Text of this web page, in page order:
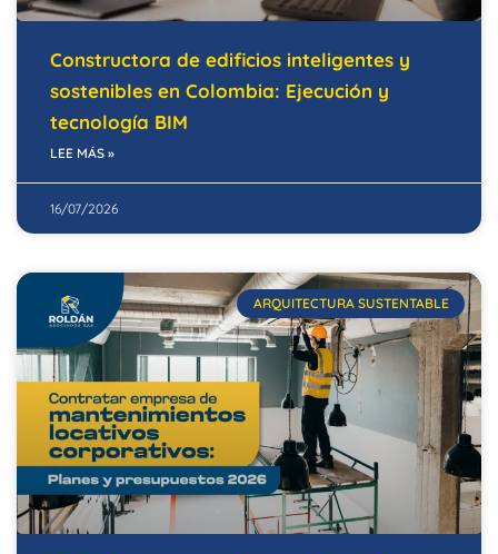
Constructora de edificios inteligentes y
sostenibles en Colombia: Ejecución y
tecnología BIM
LEE MÁS »
16/07/2026
ARQUITECTURA SUSTENTABLE